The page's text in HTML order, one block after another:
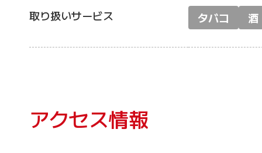
取り扱いサービス タバコ 酒
アクセス情報